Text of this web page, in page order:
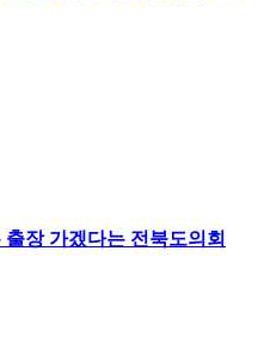
장 가겠다는 전북도의회